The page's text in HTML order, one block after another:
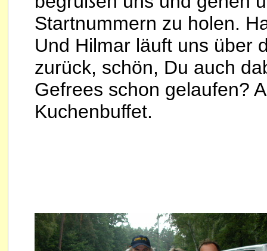
Startnummern zu holen.
Und Hilmar läuft uns über
zurück, schön, Du auch
Gefrees schon gelaufen?
Kuchenbuffet.